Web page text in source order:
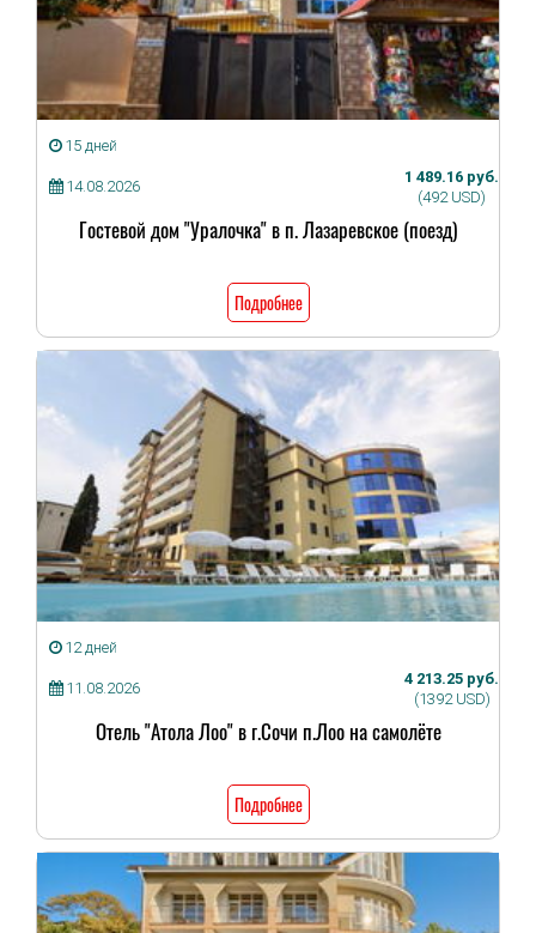
15 дней
14.08.2026
1 489.16 руб.
(492 USD)
Гостевой дом "Уралочка" в п. Лазаревское (поезд)
Подробнее
12 дней
11.08.2026
4 213.25 руб.
(1392 USD)
Отель "Атола Лоо" в г.Сочи п.Лоо на самолёте
Подробнее